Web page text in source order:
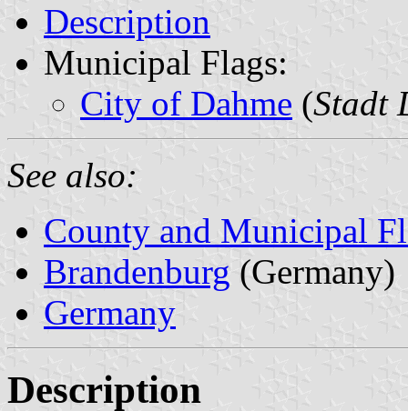
Description
Municipal Flags:
City of Dahme (Stadt
See also:
County and Municipal
Brandenburg (Germany)
Germany
Description